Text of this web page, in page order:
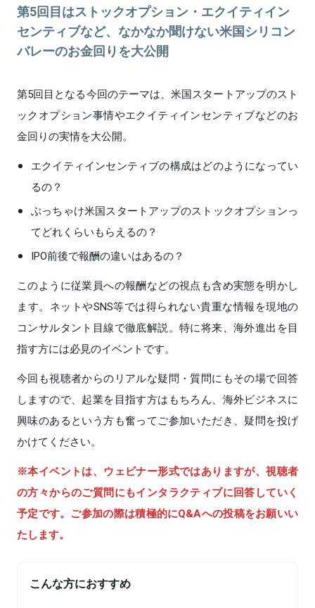
第5回目はストックオプション・エクイティイン
センティブなど、なかなか聞けない米国シリコン
バレーのお金回りを大公開
第5回目となる今回のテーマは、米国スタートアップのスト
ックオプション事情やエクイティインセンティブなどのお
金回りの実情を大公開。
エクイティインセンティブの構成はどのようになってい
るの？
ぶっちゃけ米国スタートアップのストックオプションっ
てどれくらいもらえるの？
IPO前後で報酬の違いはあるの？
このように従業員への報酬などの視点も含め実態を明かし
ます。ネットやSNS等では得られない貴重な情報を現地の
コンサルタント目線で徹底解説。特に将来、海外進出を目
指す方には必見のイベントです。
今回も視聴者からのリアルな疑問・質問にもその場で回答
しますので、起業を目指す方はもちろん、海外ビジネスに
興味のあるという方も奮ってご参加いただき、疑問を投げ
かけてください。
※本イベントは、ウェビナー形式ではありますが、視聴者
の方々からのご質問にもインタラクティブに回答していく
予定です。ご参加の際は積極的にQ&Aへの投稿をお願いい
たします。
こんな方におすすめ